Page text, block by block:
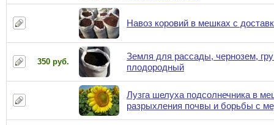
Навоз коровий в мешках с
350 руб.
Земля для рассады, чернозем,
плодородный
Лузга шелуха подсолнечника в
разрыхления почвы и борьбы с